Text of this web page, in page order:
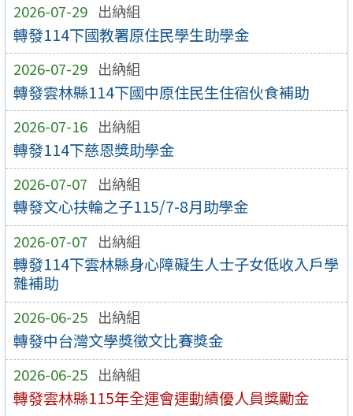
2026-07-29 出納組
轉發114下國教署原住民學生助學金
2026-07-29 出納組
轉發雲林縣114下國中原住民生住宿伙食補助
2026-07-16 出納組
轉發114下慈恩獎助學金
2026-07-07 出納組
轉發文心扶輪之子115/7-8月助學金
2026-07-07 出納組
轉發114下雲林縣身心障礙生人士子女低收入戶學
雜補助
2026-06-25 出納組
轉發中台灣文學獎徵文比賽獎金
2026-06-25 出納組
轉發雲林縣115年全運會運動績優人員獎勵金